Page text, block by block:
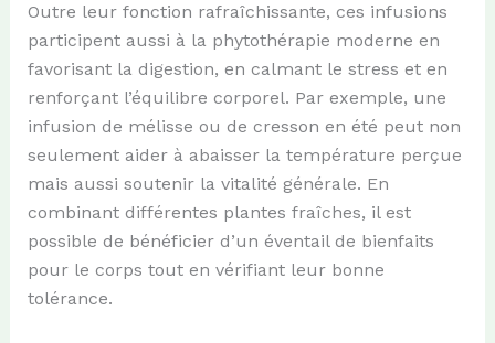
Outre leur fonction rafraîchissante, ces infusions
participent aussi à la phytothérapie moderne en
favorisant la digestion, en calmant le stress et en
renforçant l’équilibre corporel. Par exemple, une
infusion de mélisse ou de cresson en été peut non
seulement aider à abaisser la température perçue
mais aussi soutenir la vitalité générale. En
combinant différentes plantes fraîches, il est
possible de bénéficier d’un éventail de bienfaits
pour le corps tout en vérifiant leur bonne
tolérance.